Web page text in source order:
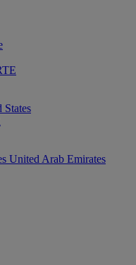
States
United Arab Emirates